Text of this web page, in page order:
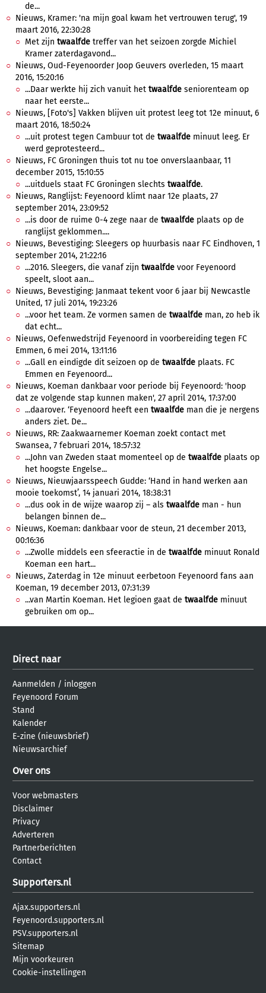
de...
Nieuws, Kramer: 'na mijn goal kwam het vertrouwen terug', 19
maart 2016, 22:30:28
Met zijn twaalfde treffer van het seizoen zorgde Michiel
Kramer zaterdagavond...
Nieuws, Oud-Feyenoorder Joop Geuvers overleden, 15 maart
2016, 15:20:16
...Daar werkte hij zich vanuit het twaalfde seniorenteam op
naar het eerste...
Nieuws, [Foto's] Vakken blijven uit protest leeg tot 12e minuut, 6
maart 2016, 18:50:24
...uit protest tegen Cambuur tot de twaalfde minuut leeg. Er
werd geprotesteerd...
Nieuws, FC Groningen thuis tot nu toe onverslaanbaar, 11
december 2015, 15:10:55
...uitduels staat FC Groningen slechts twaalfde.
Nieuws, Ranglijst: Feyenoord klimt naar 12e plaats, 27
september 2014, 23:09:52
...is door de ruime 0-4 zege naar de twaalfde plaats op de
ranglijst geklommen....
Nieuws, Bevestiging: Sleegers op huurbasis naar FC Eindhoven, 1
september 2014, 21:22:16
...2016. Sleegers, die vanaf zijn twaalfde voor Feyenoord
speelt, sloot aan...
Nieuws, Bevestiging: Janmaat tekent voor 6 jaar bij Newcastle
United, 17 juli 2014, 19:23:26
...voor het team. Ze vormen samen de twaalfde man, zo heb ik
dat echt...
Nieuws, Oefenwedstrijd Feyenoord in voorbereiding tegen FC
Emmen, 6 mei 2014, 13:11:16
...Gall en eindigde dit seizoen op de twaalfde plaats. FC
Emmen en Feyenoord...
Nieuws, Koeman dankbaar voor periode bij Feyenoord: 'hoop
dat ze volgende stap kunnen maken', 27 april 2014, 17:37:00
...daarover. ‘Feyenoord heeft een twaalfde man die je nergens
anders ziet. De...
Nieuws, RR: Zaakwaarnemer Koeman zoekt contact met
Swansea, 7 februari 2014, 18:57:32
...John van Zweden staat momenteel op de twaalfde plaats op
het hoogste Engelse...
Nieuws, Nieuwjaarsspeech Gudde: ‘Hand in hand werken aan
mooie toekomst’, 14 januari 2014, 18:38:31
...dus ook in de wijze waarop zij – als twaalfde man - hun
belangen binnen de...
Nieuws, Koeman: dankbaar voor de steun, 21 december 2013,
00:16:36
...Zwolle middels een sfeeractie in de twaalfde minuut Ronald
Koeman een hart...
Nieuws, Zaterdag in 12e minuut eerbetoon Feyenoord fans aan
Koeman, 19 december 2013, 07:31:39
...van Martin Koeman. Het legioen gaat de twaalfde minuut
gebruiken om op...
Direct naar
Aanmelden / inloggen
Feyenoord Forum
Stand
Kalender
E-zine (nieuwsbrief)
Nieuwsarchief
Over ons
Voor webmasters
Disclaimer
Privacy
Adverteren
Partnerberichten
Contact
Supporters.nl
Ajax.supporters.nl
Feyenoord.supporters.nl
PSV.supporters.nl
Sitemap
Mijn voorkeuren
Cookie-instellingen